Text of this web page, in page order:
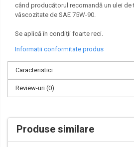
când producătorul recomandă un ulei de
vâscozitate de SAE 75W-90.
Se aplică în condiții foarte reci.
Informatii conformitate produs
Caracteristici
Review-uri (0)
Produse similare